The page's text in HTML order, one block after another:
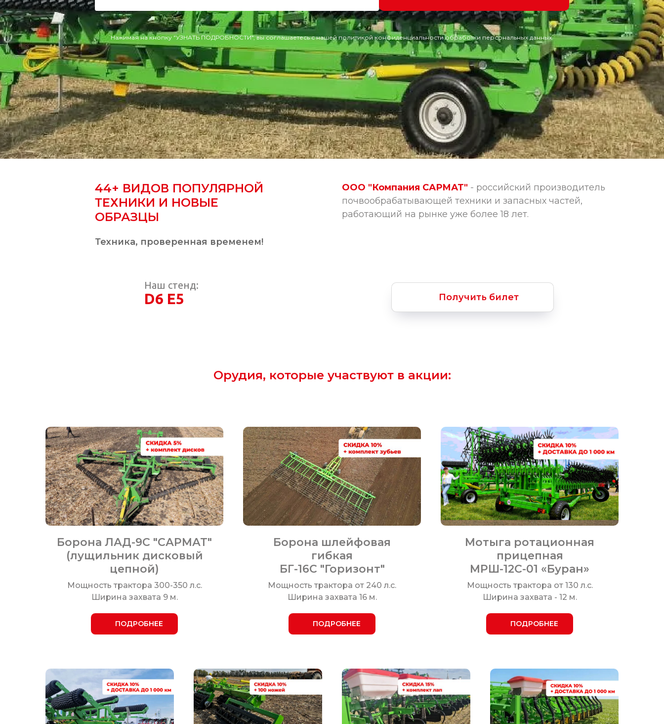
Нажимая на кнопку "УЗНАТЬ ПОДРОБНОСТИ", вы соглашаетесь с нашей политикой конфиденциальности обработки персональных данных.
44+ ВИДОВ ПОПУЛЯРНОЙ
ТЕХНИКИ И НОВЫЕ
ОБРАЗЦЫ
Техника, проверенная временем!
ООО "Компания САРМАТ" - российский производитель
почвообрабатывающей техники и запасных частей,
работающий на рынке уже более 18 лет.
Наш стенд:
D6 E5 Получить билет
Орудия, которые участвуют в акции:
Борона ЛАД-9С "САРМАТ"
(лущильник дисковый
цепной)
Мощность трактора 300-350 л.с.
Ширина захвата 9 м.
ПОДРОБНЕЕ
Борона шлейфовая
гибкая
БГ-16С "Горизонт"
Мощность трактора от 240 л.с.
Ширина захвата 16 м.
ПОДРОБНЕЕ
Мотыга ротационная
прицепная
МРШ-12С-01 «Буран»
Мощность трактора от 130 л.с.
Ширина захвата - 12 м.
ПОДРОБНЕЕ